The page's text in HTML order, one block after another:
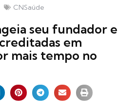
CNSaúde
seu fundador e
em
mais tempo no